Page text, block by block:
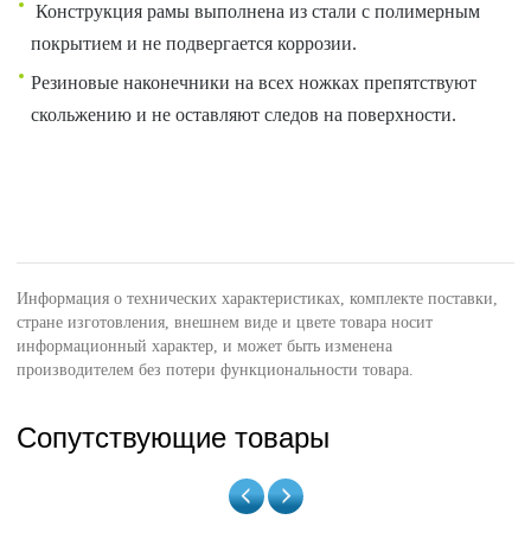
Конструкция рамы выполнена из стали с полимерным
покрытием и не подвергается коррозии.
Резиновые наконечники на всех ножках препятствуют
скольжению и не оставляют следов на поверхности.
Информация о технических характеристиках, комплекте поставки,
стране изготовления, внешнем виде и цвете товара носит
информационный характер, и может быть изменена
производителем без потери функциональности товара.
Сопутствующие товары